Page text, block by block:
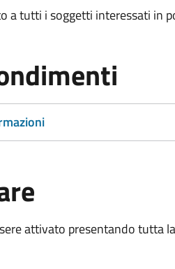
a tutti i soggetti interessati in
attivato presentando tutta